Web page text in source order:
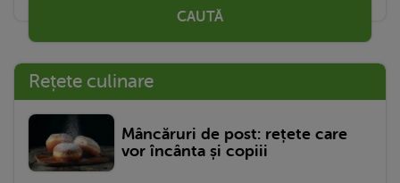
CAUTĂ
Rețete culinare
Mâncăruri de post: rețete care
vor încânta și copiii